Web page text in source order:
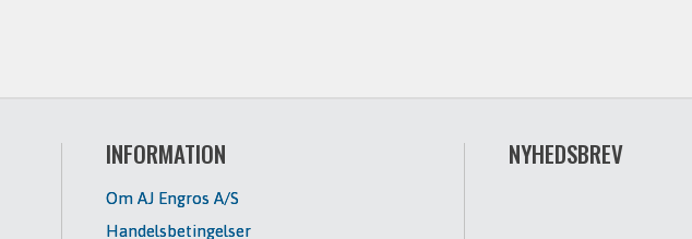
INFORMATION
Om AJ Engros A/S
Handelsbetingelser
NYHEDSBREV